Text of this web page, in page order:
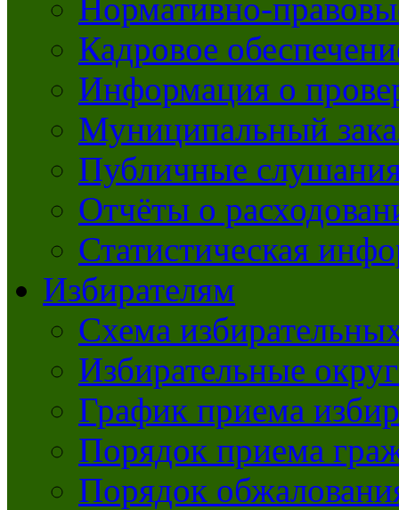
Нормативно-
Кадровое
Информация о
Муниципальный
Публичные
Отчёты о
Статистическая
Избирателям
Схема
Избирательные
График приема
Порядок приема
Порядок